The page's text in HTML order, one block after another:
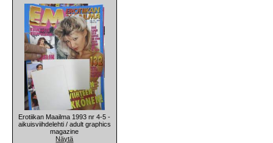
Erotiikan Maailma 1993 nr 4-5 -
aikuisviihdelehti / adult graphics
magazine
Näytä